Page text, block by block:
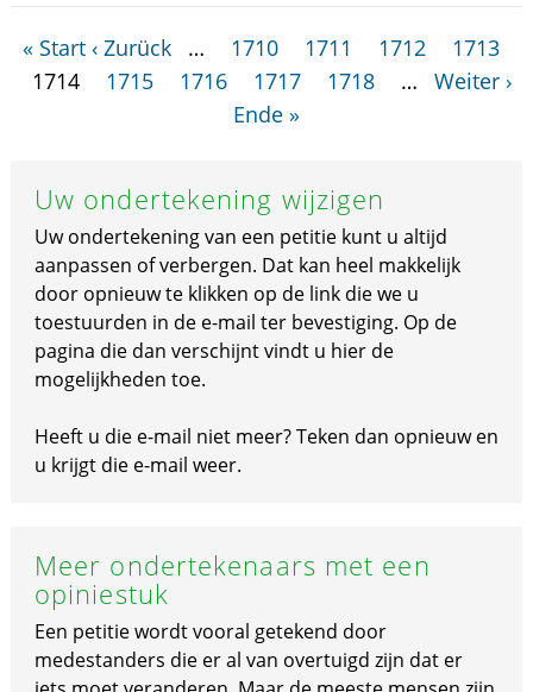
« Start ‹ Zurück … 1710 1711 1712
1713
1714
1715 1716 1717 1718 …
Weiter ›
Ende »
Uw ondertekening wijzigen
Uw ondertekening van een petitie kunt u altijd
aanpassen of verbergen. Dat kan heel makkelijk
door opnieuw te klikken op de link die we u
toestuurden in de e-mail ter bevestiging. Op de
pagina die dan verschijnt vindt u hier de
mogelijkheden toe.
Heeft u die e-mail niet meer? Teken dan opnieuw en
u krijgt die e-mail weer.
Meer ondertekenaars met een
opiniestuk
Een petitie wordt vooral getekend door
medestanders die er al van overtuigd zijn dat er